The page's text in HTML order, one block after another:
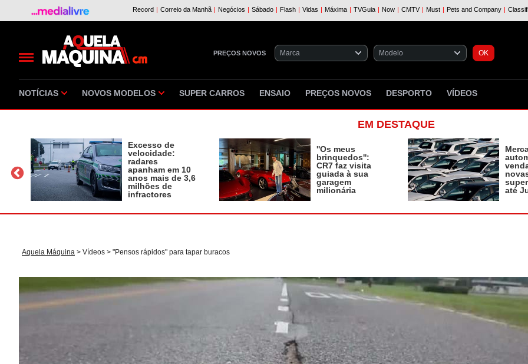
PREÇOS NOVOS
NOTÍCIAS NOVOS MODELOS SUPER CARROS ENSAIO PREÇOS NOVOS DESPORTO VÍDEOS
EM DESTAQUE
Excesso de
velocidade:
radares
apanham em 10
anos mais de 3,6
milhões de
infractores
''Os meus
brinquedos'':
CR7 faz visita
guiada à sua
garagem
milionária
até
Aquela Máquina > Vídeos > "Pensos rápidos" para tapar buracos